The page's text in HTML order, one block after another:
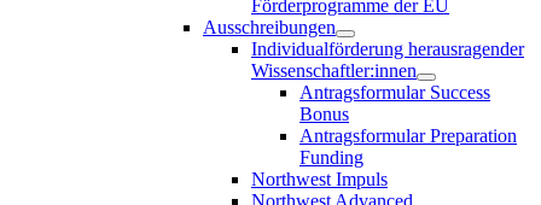
Förderprogramme der EU
Ausschreibungen
Individualförderung herausragender
Wissenschaftler:innen
Antragsformular Success
Bonus
Antragsformular Preparation
Funding
Northwest Impuls
Northwest Advanced